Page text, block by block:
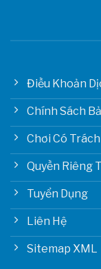
Điều Khoản
Chính Sách
Chơi Có
Quyền Riêng
Tuyển Dụng
Liên Hệ
Sitemap XML